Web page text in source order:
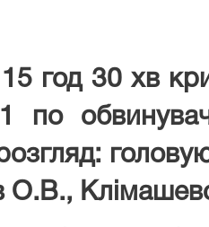
год 30 хв
по
О.В.,